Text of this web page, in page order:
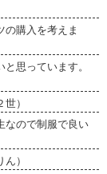
の購入を考えま
思っています。
）
なので制服で良い
）